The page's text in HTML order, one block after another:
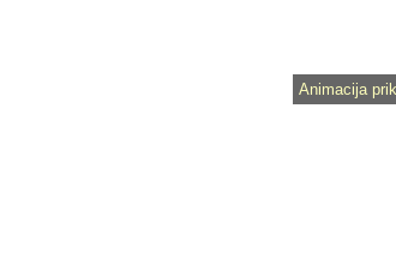
Animacija